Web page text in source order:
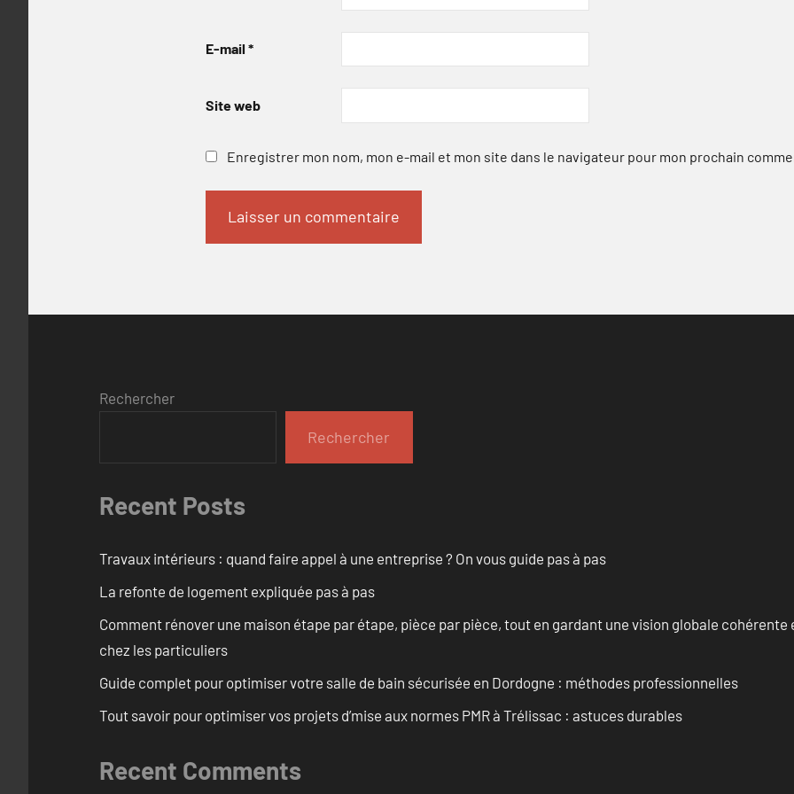
E-mail *
Site web
Enregistrer mon nom, mon e-mail et mon site dans le navigateur pour mon prochain
Rechercher
Rechercher
Recent Posts
Travaux intérieurs : quand faire appel à une entreprise ? On vous guide pas à pas
La refonte de logement expliquée pas à pas
Comment rénover une maison étape par étape, pièce par pièce, tout en gardant une vision globale
chez les particuliers
Guide complet pour optimiser votre salle de bain sécurisée en Dordogne : méthodes professionnelles
Tout savoir pour optimiser vos projets d’mise aux normes PMR à Trélissac : astuces durables
Recent Comments